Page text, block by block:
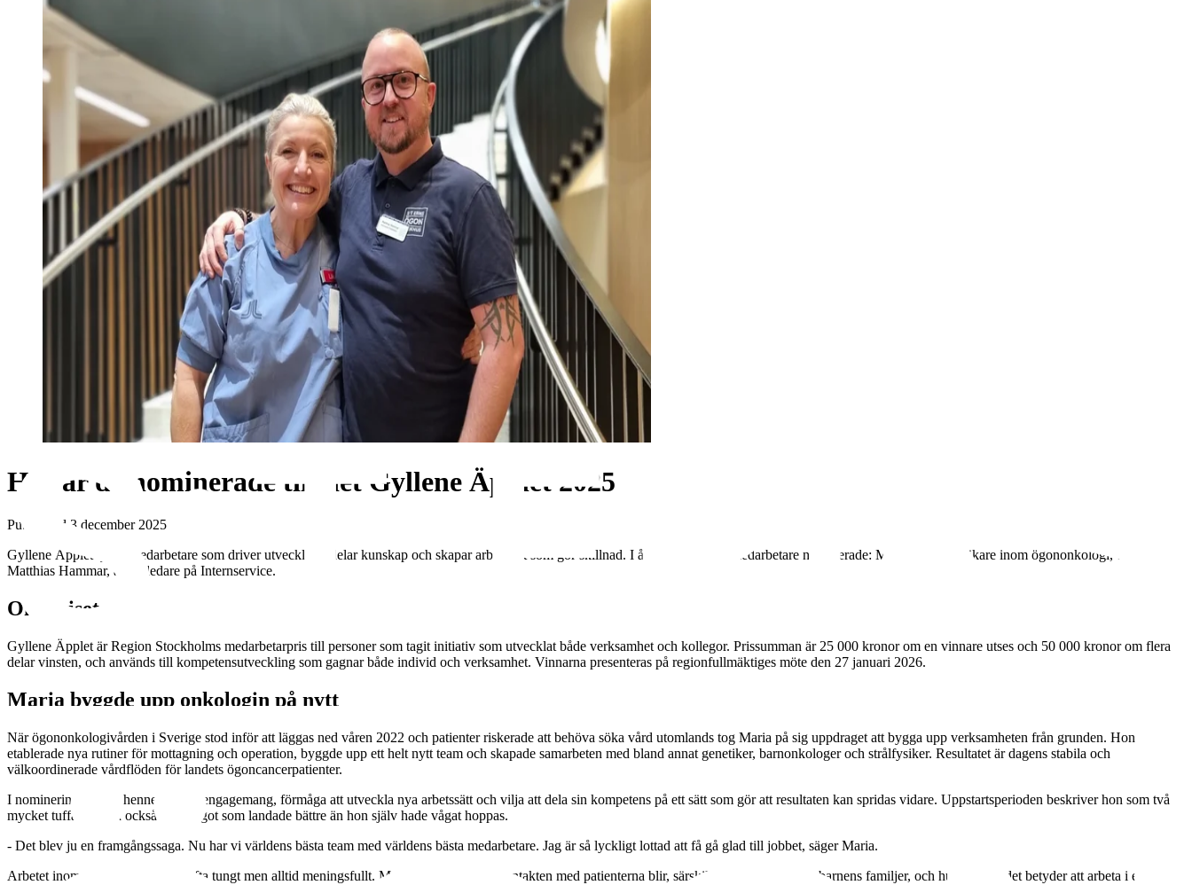
Här är de nominerade till det Gyllene Äpplet 2025
Publicerad 3 december 2025
Gyllene Äpplet lyfter medarbetare som driver utveckling, delar kunskap och skapar arbetssätt som gör skillnad. I år är två av våra medarbetare nominerade: Maria Fili, överläkare inom ögononkologi, och
Matthias Hammar, arbetsledare på Internservice.
Om priset
Gyllene Äpplet är Region Stockholms medarbetarpris till personer som tagit initiativ som utvecklat både verksamhet och kollegor. Prissumman är 25 000 kronor om en vinnare utses och 50 000 kronor om flera
delar vinsten, och används till kompetensutveckling som gagnar både individ och verksamhet. Vinnarna presenteras på regionfullmäktiges möte den 27 januari 2026.
Maria byggde upp onkologin på nytt
När ögononkologivården i Sverige stod inför att läggas ned våren 2022 och patienter riskerade att behöva söka vård utomlands tog Maria på sig uppdraget att bygga upp verksamheten från grunden. Hon
etablerade nya rutiner för mottagning och operation, byggde upp ett helt nytt team och skapade samarbeten med bland annat genetiker, barnonkologer och strålfysiker. Resultatet är dagens stabila och
välkoordinerade vårdflöden för landets ögoncancerpatienter.
I nomineringen lyfts hennes starka engagemang, förmåga att utveckla nya arbetssätt och vilja att dela sin kompetens på ett sätt som gör att resultaten kan spridas vidare. Uppstartsperioden beskriver hon som två
mycket tuffa år, men också som något som landade bättre än hon själv hade vågat hoppas.
- Det blev ju en framgångssaga. Nu har vi världens bästa team med världens bästa medarbetare. Jag är så lyckligt lottad att få gå glad till jobbet, säger Maria.
Arbetet inom ögononkologin är ofta tungt men alltid meningsfullt. Maria lyfter hur nära kontakten med patienterna blir, särskilt med retinoblastombarnens familjer, och hur mycket det betyder att arbeta i ett team